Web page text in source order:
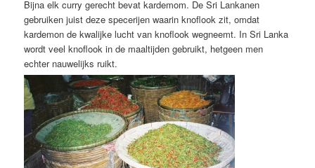
Bijna elk curry gerecht bevat kardemom. De Sri Lankanen
gebruiken juist deze specerijen waarin knoflook zit, omdat
kardemon de kwalijke lucht van knoflook wegneemt. In Sri Lanka
wordt veel knoflook in de maaltijden gebruikt, hetgeen men
echter nauwelijks ruikt.